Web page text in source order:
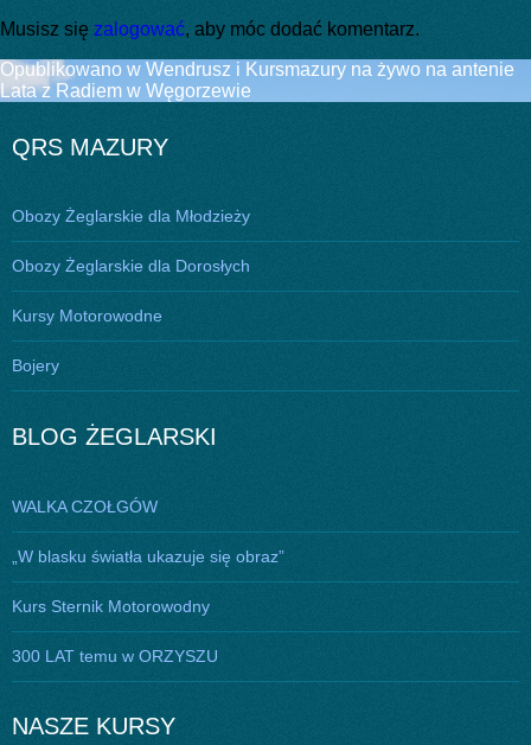
Musisz się zalogować, aby móc dodać komentarz.
Nawigacja
wpisu
Opublikowano w Wendrusz i Kursmazury na żywo na antenie
Lata z Radiem w Węgorzewie
QRS MAZURY
Obozy Żeglarskie dla Młodzieży
Obozy Żeglarskie dla Dorosłych
Kursy Motorowodne
Bojery
BLOG ŻEGLARSKI
WALKA CZOŁGÓW
„W blasku światła ukazuje się obraz”
Kurs Sternik Motorowodny
300 LAT temu w ORZYSZU
NASZE KURSY